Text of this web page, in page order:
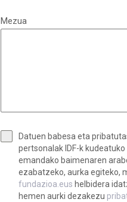
Mezua
Datuen babesa eta
pertsonalak IDF-k
emandako baimenaren
ezabatzeko, aurka egiteko,
fundazioa.eus helbidera
hemen aurki dezakezu